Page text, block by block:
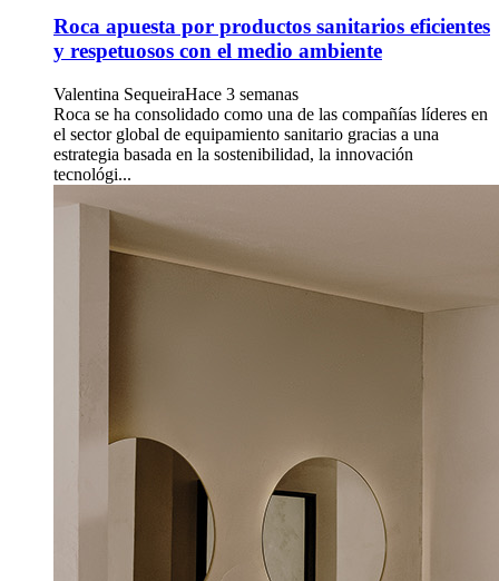
Roca apuesta por productos sanitarios eficientes
y respetuosos con el medio ambiente
Valentina SequeiraHace 3 semanas
Roca se ha consolidado como una de las compañías líderes en
el sector global de equipamiento sanitario gracias a una
estrategia basada en la sostenibilidad, la innovación
tecnológi...